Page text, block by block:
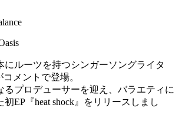
にルーツを持つシンガーソングライタ
メントで登場。
るプロデューサーを迎え、バラエティに
EP『heat shock』をリリースしまし